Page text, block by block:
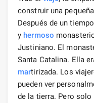
construir una
Después de un
y hermoso
Justiniano. El
Santa Catalina. Ella
martirizada. Los
pueden ver
de la tierra. Pero